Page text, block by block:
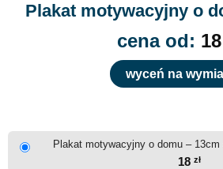
Plakat motywacyjny o
cena od: 18
wyceń na
Plakat motywacyjny o domu –
18 zł